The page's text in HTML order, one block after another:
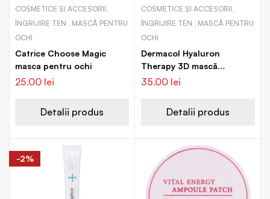
COSMETICE ȘI ACCESORII,
ÎNGRIJIRE TEN , MASCĂ PENTRU
OCHI
Catrice Choose Magic
masca pentru ochi
25.00 lei
Detalii produs
COSMETICE ȘI ACCESORII,
ÎNGRIJIRE TEN , MASCĂ PENTRU
OCHI
Dermacol Hyaluron
Therapy 3D mască
hidratantă răcoritoare
35.00 lei
Detalii produs
-2%